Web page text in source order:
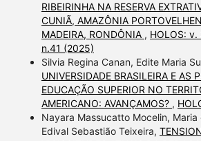
RIBEIRINHA NA RESERVA
CUNIÃ, AMAZÔNIA
MADEIRA, RONDÔNIA , HOLOS:
n.41 (2025)
Silvia Regina Canan, Edite Maria
UNIVERSIDADE BRASILEIRA E AS
EDUCAÇÃO SUPERIOR NO
AMERICANO: AVANÇAMOS? ,
Nayara Massucatto Mocelin,
Edival Sebastião Teixeira,